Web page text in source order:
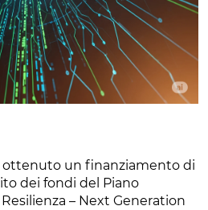
ottenuto un finanziamento di
dei fondi del Piano
– Next Generation